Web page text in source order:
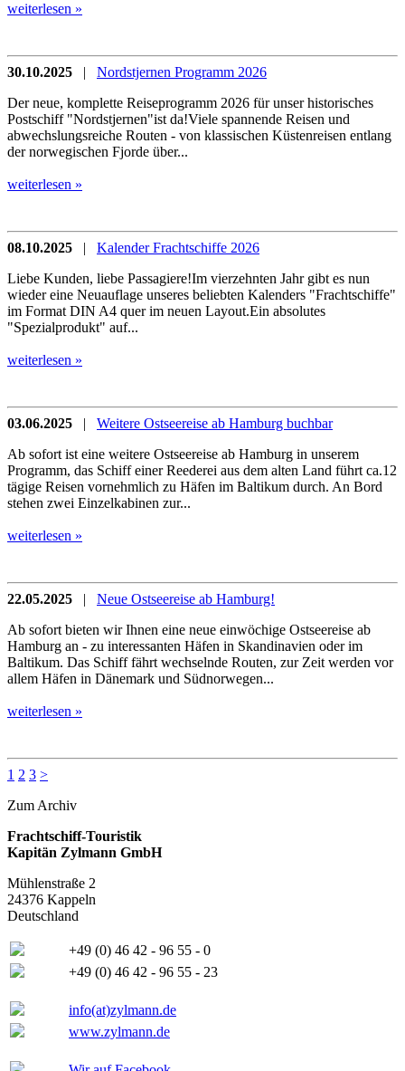
weiterlesen »
30.10.2025 | Nordstjernen Programm 2026
Der neue, komplette Reiseprogramm 2026 für unser historisches
Postschiff "Nordstjernen"ist da!Viele spannende Reisen und
abwechslungsreiche Routen - von klassischen Küstenreisen entlang
der norwegischen Fjorde über...
weiterlesen »
08.10.2025 | Kalender Frachtschiffe 2026
Liebe Kunden, liebe Passagiere!Im vierzehnten Jahr gibt es nun
wieder eine Neuauflage unseres beliebten Kalenders "Frachtschiffe"
im Format DIN A4 quer im neuen Layout.Ein absolutes
"Spezialprodukt" auf...
weiterlesen »
03.06.2025 | Weitere Ostseereise ab Hamburg buchbar
Ab sofort ist eine weitere Ostseereise ab Hamburg in unserem
Programm, das Schiff einer Reederei aus dem alten Land führt ca.12
tägige Reisen vornehmlich zu Häfen im Baltikum durch. An Bord
stehen zwei Einzelkabinen zur...
weiterlesen »
22.05.2025 | Neue Ostseereise ab Hamburg!
Ab sofort bieten wir Ihnen eine neue einwöchige Ostseereise ab
Hamburg an - zu interessanten Häfen in Skandinavien oder im
Baltikum. Das Schiff fährt wechselnde Routen, zur Zeit werden vor
allem Häfen in Dänemark und Südnorwegen...
weiterlesen »
1 2 3 >
Zum Archiv
Frachtschiff-Touristik
Kapitän Zylmann GmbH
Mühlenstraße 2
24376 Kappeln
Deutschland
+49 (0) 46 42 - 96 55 - 0
+49 (0) 46 42 - 96 55 - 23
info(at)zylmann.de
www.zylmann.de